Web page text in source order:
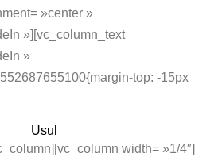
»center »
»][vc_column_text
»
top: -15px
Usul
width= »1/4″]